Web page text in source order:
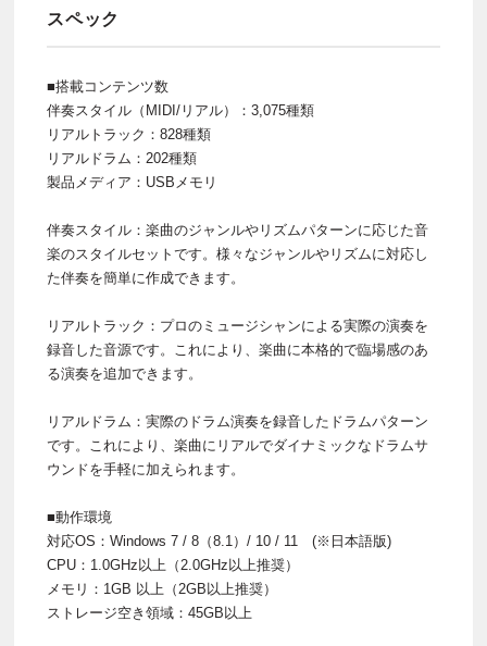
スペック
■搭載コンテンツ数
伴奏スタイル（MIDI/リアル）：3,075種類
リアルトラック：828種類
リアルドラム：202種類
製品メディア：USBメモリ
伴奏スタイル：楽曲のジャンルやリズムパターンに応じた音
楽のスタイルセットです。様々なジャンルやリズムに対応し
た伴奏を簡単に作成できます。
リアルトラック：プロのミュージシャンによる実際の演奏を
録音した音源です。これにより、楽曲に本格的で臨場感のあ
る演奏を追加できます。
リアルドラム：実際のドラム演奏を録音したドラムパターン
です。これにより、楽曲にリアルでダイナミックなドラムサ
ウンドを手軽に加えられます。
■動作環境
対応OS：Windows 7 / 8（8.1）/ 10 / 11 (※日本語版)
CPU：1.0GHz以上（2.0GHz以上推奨）
メモリ：1GB 以上（2GB以上推奨）
ストレージ空き領域：45GB以上